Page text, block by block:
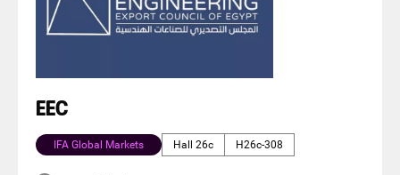
EEC
IFA Global Markets Hall 26c H26c-308